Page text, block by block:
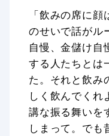
「飲みの席に
のせいで話がル
自慢、金儲け自
する人たちとは
た。それと飲み
しく飲んでくれ
講な振る舞いを
しまって。でも